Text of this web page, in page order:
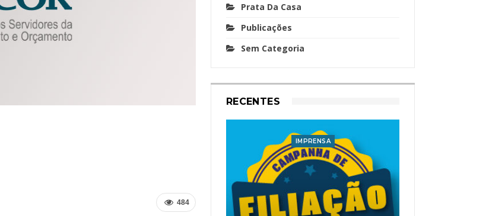
484
Prata Da Casa
Publicações
Sem Categoria
RECENTES
IMPRENSA